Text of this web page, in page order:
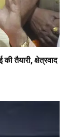
तैयारी, क्षेत्रवाद